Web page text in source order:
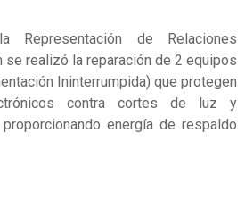
de Relaciones
se realizó la reparación de 2 equipos
Ininterrumpida) que protegen
contra cortes de luz y
energía de respaldo